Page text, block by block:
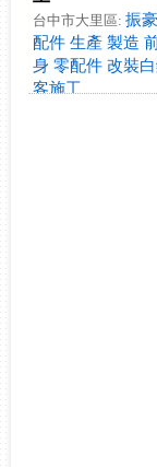
台中市大里區: 振
配件 生產 製造
身 零配件 改裝
客施工